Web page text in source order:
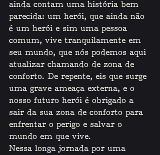
ainda contam uma história bem
parecida: um herói, que ainda não
é um herói e sim uma pessoa
comum, vive tranquilamente em
seu mundo, que nós podemos aqui
atualizar chamando de zona de
conforto. De repente, eis que surge
uma grave ameaça externa, e o
nosso futuro herói é obrigado a
sair da sua zona de conforto para
enfrentar o perigo e salvar o
mundo em que vive.
Nessa longa jornada por uma